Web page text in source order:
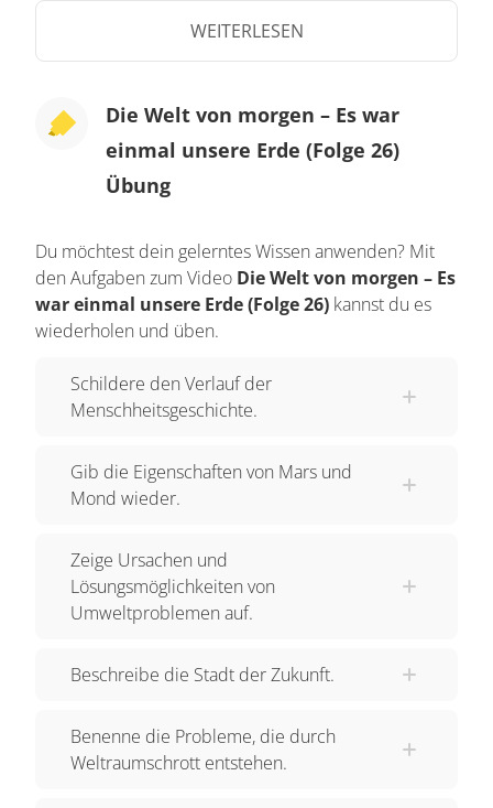
WEITERLESEN
Die Welt von morgen – Es war
einmal unsere Erde (Folge 26)
Übung
Du möchtest dein gelerntes Wissen anwenden? Mit
den Aufgaben zum Video Die Welt von morgen – Es
war einmal unsere Erde (Folge 26) kannst du es
wiederholen und üben.
Schildere den Verlauf der
Menschheitsgeschichte.
Gib die Eigenschaften von Mars und
Mond wieder.
Zeige Ursachen und
Lösungsmöglichkeiten von
Umweltproblemen auf.
Beschreibe die Stadt der Zukunft.
Benenne die Probleme, die durch
Weltraumschrott entstehen.